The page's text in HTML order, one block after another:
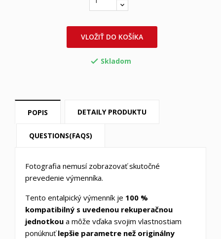
VLOŽIŤ DO KOŠÍKA
 Skladom
POPIS DETAILY PRODUKTU
QUESTIONS(FAQS)
Fotografia nemusí zobrazovať skutočné
prevedenie výmenníka.
Tento entalpický výmenník je 100 %
kompatibilný s uvedenou rekuperačnou
jednotkou a môže vďaka svojim vlastnostiam
ponúknuťlepšie parametre než originálny